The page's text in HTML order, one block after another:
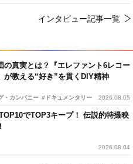
の真実とは？『エレファント6レコー
が教える“好き”を貫くDIY精神
・カンパニー #ドキュメンタリー 2026.08.05
でTOP3キープ！ 伝説的特撮映
2026.08.04
インタビュー記事一覧